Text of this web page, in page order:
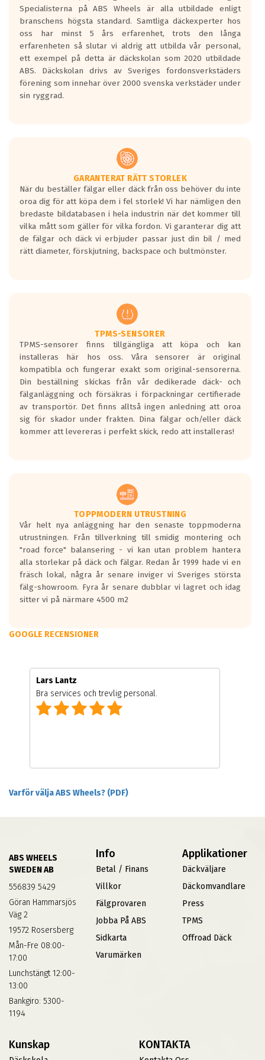
längsta.
Inga D eller G betyg delas ut för
personbilar och lätta lastbilar.
Betyget sätts efter ett test där däcken
skall bromsa in på en väg där det ligger
0.5-1.5 mm vatten.
I 80km/h kommer skillnaden på
Vid körning i över 50km/h brukar
rullmotståndets ljud överträffa
motorljudet.
På däckmärkningen kommer det finnas
en symbol av ett däck med vågar. Hög
bullernivå markeras med svarta vågor
medans de vita vågorna påvisar om det är
ett tyst däck.
regelverket som introduceras år 2016.
Ett däck med två svarta vågor är redan
godkända för år 2016 nya regelverk.
Ett däck med en svart våg kommer vara
minst tre decibel tystare än det
regelverk som börjar gälla 2016.
Specialisterna på ABS Wheels är alla utbildade enligt
branschens högsta standard. Samtliga däckexperter hos
oss har minst 5 års erfarenhet, trots den långa
erfarenheten så slutar vi aldrig att utbilda vår personal,
ett exempel på detta är däckskolan som 2020 utbildade
ABS. Däckskolan drivs av Sveriges fordonsverkstäders
förening som innehar över 2000 svenska verkstäder under
sin ryggrad.
GARANTERAT RÄTT STORLEK
När du beställer fälgar eller däck från oss behöver du inte
oroa dig för att köpa dem i fel storlek! Vi har nämligen den
bredaste bildatabasen i hela industrin när det kommer till
vilka mått som gäller för vilka fordon. Vi garanterar dig att
de fälgar och däck vi erbjuder passar just din bil / med
rätt diameter, förskjutning, backspace och bultmönster.
TPMS-SENSORER
TPMS-sensorer finns tillgängliga att köpa och kan
installeras här hos oss. Våra sensorer är original
kompatibla och fungerar exakt som original-sensorerna.
Din beställning skickas från vår dedikerade däck- och
fälganläggning och försäkras i förpackningar certifierade
av transportör. Det finns alltså ingen anledning att oroa
sig för skador under frakten. Dina fälgar och/eller däck
kommer att levereras i perfekt skick, redo att installeras!
TOPPMODERN UTRUSTNING
Vår helt nya anläggning har den senaste toppmoderna
utrustningen. Från tillverkning till smidig montering och
"road force" balansering - vi kan utan problem hantera
alla storlekar på däck och fälgar. Redan år 1999 hade vi en
fräsch lokal, några år senare inviger vi Sveriges största
fälg-showroom. Fyra år senare dubblar vi lagret och idag
sitter vi på närmare 4500 m2
GOOGLE RECENSIONER
Lars Lantz
Bra services och trevlig personal.
Varför välja ABS Wheels? (PDF)
ABS WHEELS
SWEDEN AB
556839 5429
Göran Hammarsjös
Väg 2
19572 Rosersberg
Mån-Fre 08:00-
17:00
Lunchstängt 12:00-
13:00
Bankgiro: 5300-
1194
Info
Betal / Finans
Villkor
Fälgprovaren
Jobba På ABS
Sidkarta
Varumärken
Applikationer
Däckväljare
Däckomvandlare
Press
TPMS
Offroad Däck
Kunskap KONTAKTA